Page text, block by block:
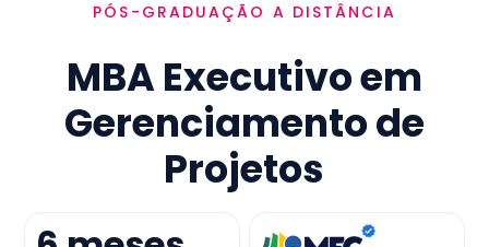
Ementa
Como funciona
Credenciamento MEC
PÓS-GRADUAÇÃO A DISTÂNCIA
MBA Executivo em
Gerenciamento de
Projetos